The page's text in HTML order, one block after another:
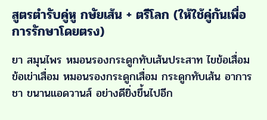
สูตรตำรับคู่หู กษัยเส้น + ตรีโลก (ให้ใช้คู่กันเพื่อ
การรักษาโดยตรง)
ยา สมุนไพร หมอนรองกระดูกทับเส้นประสาท ไขข้อเสื่อม
ข้อเข่าเสื่อม หมอนรองกระดูกเสื่อม กระดูกทับเส้น อาการ
ชา ขนานแอดวานส์ อย่างดียิ่งขึ้นไปอีก